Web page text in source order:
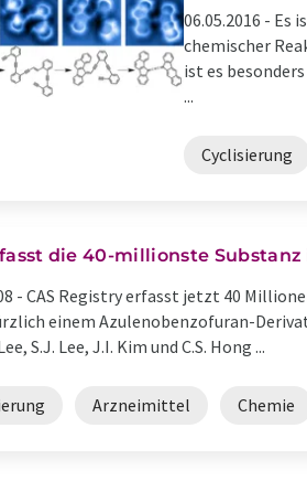
06.05.2016 - Es
chemischer
ist es
...
Cyclisierung
die 40-millionste Substanz
- CAS Registry erfasst jetzt 40
einem Azulenobenzofuran-
S.J. Lee, J.I. Kim und C.S. Hong ...
Arzneimittel Chemie